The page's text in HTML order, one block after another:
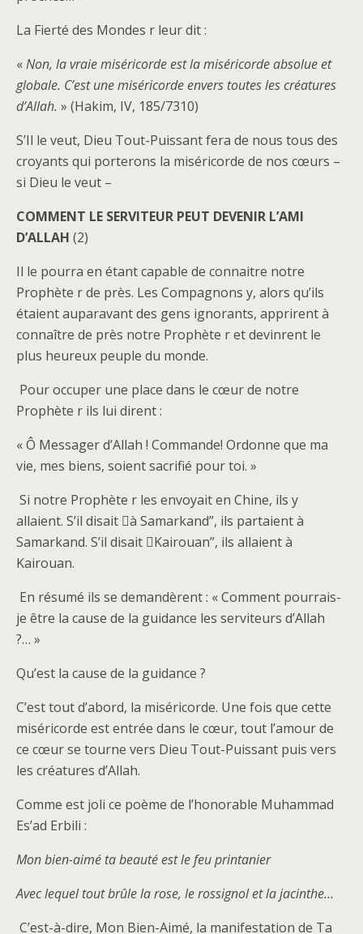
La Fierté des Mondes r leur dit :
«Non, la vraie miséricorde est la miséricorde absolue et
globale. C’est une miséricorde envers toutes les créatures
d’Allah. » (Hakim, IV, 185/7310)
S’Il le veut, Dieu Tout-Puissant fera de nous tous des
croyants qui porterons la miséricorde de nos cœurs –
si Dieu le veut –
COMMENT LE SERVITEUR PEUT DEVENIR L’AMI
D’ALLAH (2)
Il le pourra en étant capable de connaitre notre
Prophète r de près. Les Compagnons y, alors qu’ils
étaient auparavant des gens ignorants, apprirent à
connaître de près notre Prophète r et devinrent le
plus heureux peuple du monde.
Pour occuper une place dans le cœur de notre
Prophète r ils lui dirent :
« Ô Messager d’Allah ! Commande! Ordonne que ma
vie, mes biens, soient sacrifié pour toi. »
Si notre Prophète r les envoyait en Chine, ils y
allaient. S’il disait à Samarkand”, ils partaient à
Samarkand. S’il disait Kairouan”, ils allaient à
Kairouan.
En résumé ils se demandèrent : « Comment pourrais-
je être la cause de la guidance les serviteurs d’Allah
?… »
Qu’est la cause de la guidance ?
C’est tout d’abord, la miséricorde. Une fois que cette
miséricorde est entrée dans le cœur, tout l’amour de
ce cœur se tourne vers Dieu Tout-Puissant puis vers
les créatures d’Allah.
Comme est joli ce poème de l’honorable Muhammad
Es’ad Erbili :
Mon bien-aimé ta beauté est le feu printanier
Avec lequel tout brûle la rose, le rossignol et la jacinthe…
C’est-à-dire, Mon Bien-Aimé, la manifestation de Ta